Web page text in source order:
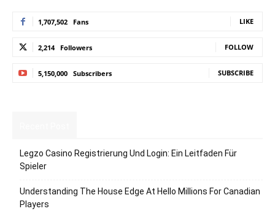
1,707,502 Fans LIKE
2,214 Followers FOLLOW
5,150,000 Subscribers SUBSCRIBE
Legzo Casino Registrierung Und Login: Ein Leitfaden Für
Spieler
Understanding The House Edge At Hello Millions For Canadian
Players